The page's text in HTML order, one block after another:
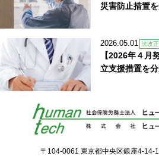
災害防止措置
2026.05.01 法改
【2026年４月
立支援措置を
〒104-0061 東京都中央区銀座4-14-